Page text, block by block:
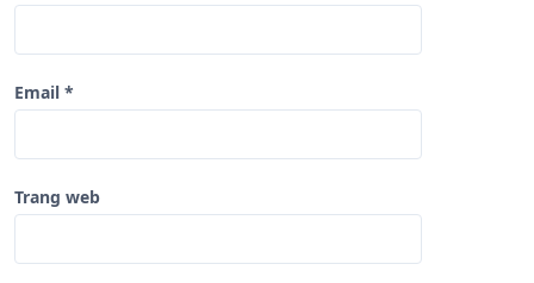
Email *
Trang web